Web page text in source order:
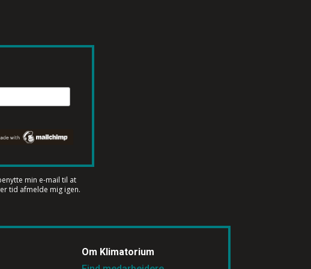
min e-mail til at
tid afmelde mig igen.
Om Klimatorium